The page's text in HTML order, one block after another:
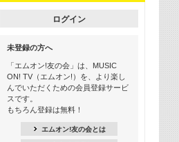
16:30
あのころK-POPヒッツ! 2018→2021年
18:30
M-ON! Countdown K
ログイン
未登録の方へ
「エムオン!友の会」は、MUSIC
ON! TV（エムオン!）を、より楽し
んでいただくための会員登録サービ
スです。
もちろん登録は無料！
エムオン!友の会とは